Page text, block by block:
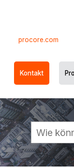
procore.com
Kontakt